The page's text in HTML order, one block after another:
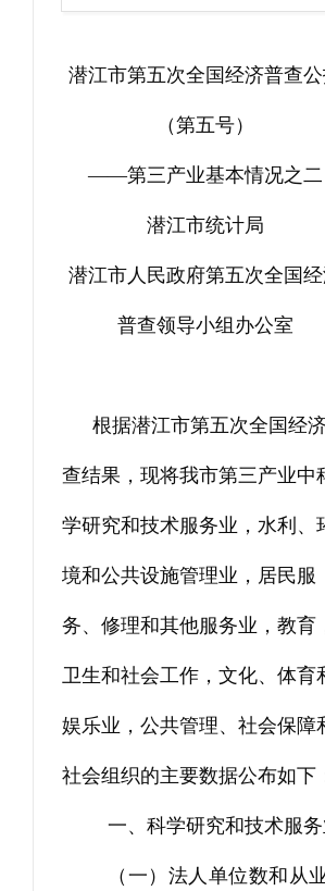
潜江市第五次全国经济普查
（第五号）
——第三产业基本情况之二
潜江市统计局
潜江市人民政府第五次全国
普查领导小组办公室
根据潜江市第五次全国经
查结果，现将我市第三产业中
学研究和技术服务业，水利、
境和公共设施管理业，居民服
务、修理和其他服务业，教育
卫生和社会工作，文化、体育
娱乐业，公共管理、社会保障
社会组织的主要数据公布如下
一、科学研究和技术服
（一）法人单位数和从